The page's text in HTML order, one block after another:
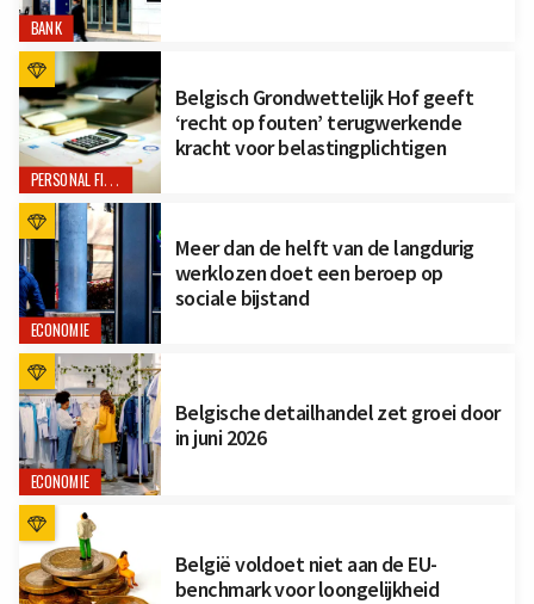
BANK
PERSONAL FINANCE
Belgisch Grondwettelijk Hof geeft
‘recht op fouten’ terugwerkende
kracht voor belastingplichtigen
ECONOMIE
Meer dan de helft van de langdurig
werklozen doet een beroep op
sociale bijstand
ECONOMIE
Belgische detailhandel zet groei door
in juni 2026
België voldoet niet aan de EU-
benchmark voor loongelijkheid